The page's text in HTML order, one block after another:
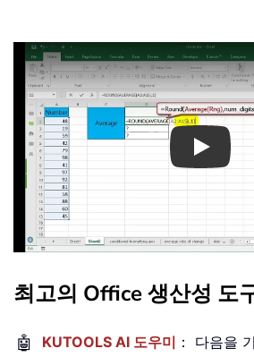
Play
최고의 Office 생산성 도
🤖 KUTOOLS AI 도우미 ： 다음을